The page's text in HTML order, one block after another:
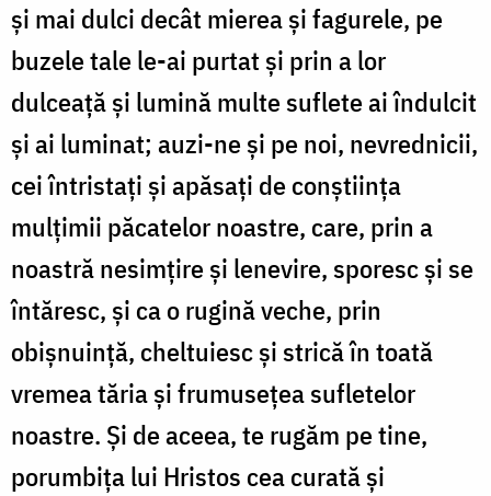
şi mai dulci decât mierea şi fagurele, pe
buzele tale le-ai purtat şi prin a lor
dulceaţă şi lumină multe suflete ai îndulcit
şi ai luminat; auzi-ne şi pe noi, nevrednicii,
cei întristaţi şi apăsaţi de conştiinţa
mulţimii păcatelor noastre, care, prin a
noastră nesimţire şi lenevire, sporesc şi se
întăresc, şi ca o rugină veche, prin
obişnuinţă, cheltuiesc şi strică în toată
vremea tăria şi frumuseţea sufletelor
noastre. Şi de aceea, te rugăm pe tine,
porumbiţa lui Hristos cea curată şi